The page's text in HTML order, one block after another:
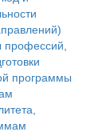
профессий,
программы